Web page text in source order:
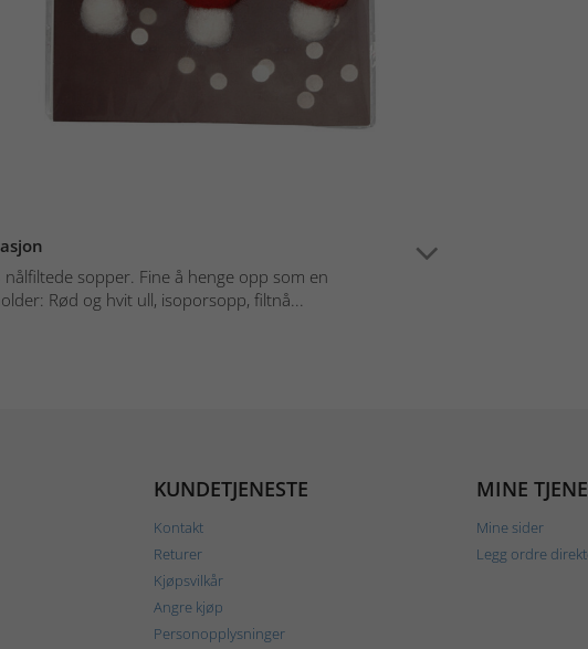
sopper. Fine å henge opp som en
Rød og hvit ull, isoporsopp, filtnå...
KUNDETJENESTE
Kontakt
Returer
Kjøpsvilkår
Angre kjøp
Personopplysninger
MINE
Mine sider
Legg ordre